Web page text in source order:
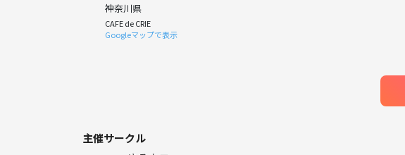
神奈川県
CAFE de CRIE
Googleマップで表示
主催サークル